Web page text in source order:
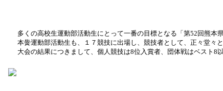
多くの高校生運動部活動生にとって一番の目標となる「第52回熊本
本黌運動部活動生も、１７競技に出場し、競技者として、正々堂々
大会の結果につきまして、個人競技は8位入賞者、団体戦はベスト8